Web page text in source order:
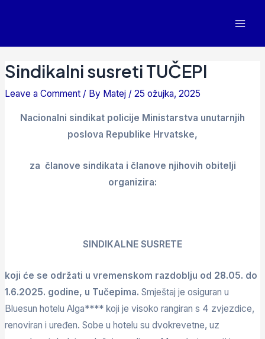
Sindikalni susreti TUČEPI
Leave a Comment / By Matej /25 ožujka, 2025
Nacionalni sindikat policije Ministarstva unutarnjih
poslova Republike Hrvatske,
za članove sindikata i članove njihovih obitelji
organizira:
SINDIKALNE SUSRETE
koji će se održati u vremenskom razdoblju od 28.05. do
1.6.2025. godine, u Tučepima. Smještaj je osiguran u
Bluesun hotelu Alga**** koji je visoko rangiran s 4 zvjezdice,
renoviran i uređen. Sobe u hotelu su dvokrevetne, uz